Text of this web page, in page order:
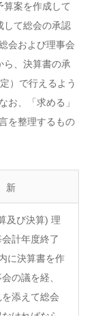
案を作成して
して総会の承認
会および理事会
ら、決算書の承
）で行えるよう
お、「求める」
を整理するもの
新
及び決算) 理
計年度終了
に決算書を作
の議を経、
添えて総会